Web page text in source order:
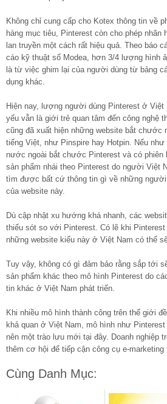
Không chỉ cung cấp cho Kotex thông tin về
hàng mục tiêu, Pinterest còn cho phép nhãn
lan truyền một cách rất hiệu quả. Theo báo
cáo kỹ thuật số Modea, hơn 3/4 lượng hình
là từ việc ghim lại của người dùng từ bảng
dụng khác.
Hiện nay, lượng người dùng Pinterest ở
yếu vẫn là giới trẻ quan tâm đến công nghệ
cũng đã xuất hiện những website bắt chước
tiếng Việt, như Pinspire hay Hotpin. Nếu
nước ngoài bắt chước Pinterest và có phiên
sản phẩm nhái theo Pinterest do người Việt
tìm được bất cứ thông tin gì về những
của website này.
Dù cập nhật xu hướng khá nhanh, các
thiếu sót so với Pinterest. Có lẽ khi
những website kiểu này ở Việt Nam có thể
Tuy vậy, không có gì đảm bảo rằng sắp tới
sản phẩm khác theo mô hình Pinterest do
tin khác ở Việt Nam phát triển.
Khi nhiều mô hình thành công trên thế giới
khả quan ở Việt Nam, mô hình như
nên một trào lưu mới tại đây. Doanh nghiệp
thêm cơ hội để tiếp cận công cụ e-
Cùng Danh Mục: